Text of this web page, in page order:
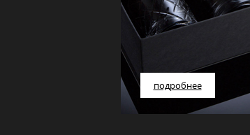
подробнее